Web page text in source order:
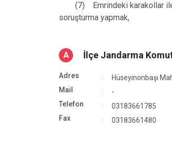
(7) Emrindeki karakollar ile
soruşturma yapmak,
A İlçe Jandarma
Adres
Hüseyinonbaşı
Mail
-
Telefon
03183661785
Fax
03183661480